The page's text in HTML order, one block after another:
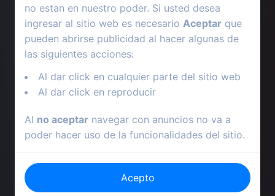
no estan en nuestro poder. Si usted desea
ingresar al sitio web es necesario Aceptar que
pueden abrirse publicidad al hacer algunas de
las siguientes acciones:
Al dar click en cualquier parte del sitio web
Al dar click en reproducir
Al no aceptar navegar con anuncios no va a
poder hacer uso de la funcionalidades del sitio.
Acepto